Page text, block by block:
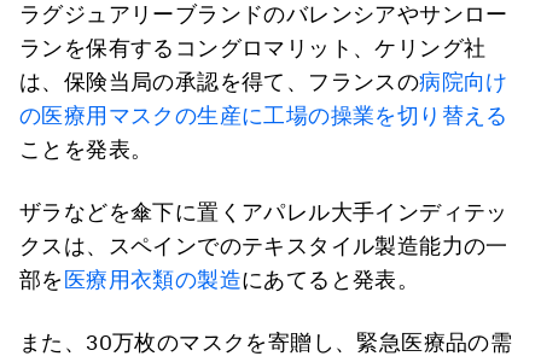
ラグジュアリーブランドのバレンシアやサンロー
ランを保有するコングロマリット、ケリング社
は、保険当局の承認を得て、フランスの病院向け
の医療用マスクの生産に工場の操業を切り替える
ことを発表。
ザラなどを傘下に置くアパレル大手インディテッ
クスは、スペインでのテキスタイル製造能力の一
部を 医療用衣類の製造にあてると発表。
また、30万枚のマスクを寄贈し、緊急医療品の需